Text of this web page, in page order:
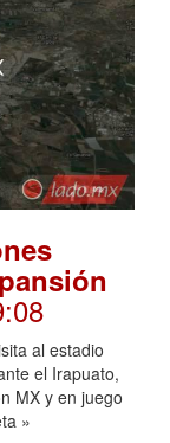
al estadio
el Irapuato,
MX y en juego
»